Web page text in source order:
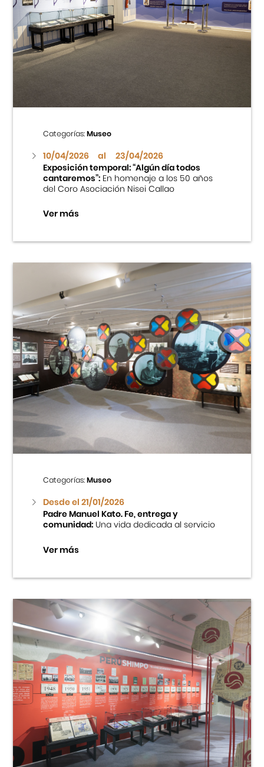
Cursos
Museo de la Inmigración Japonesa
Fondo Editorial
Teatro Peruano Japonés
Categorías:Museo
10/04/2026 al
23/04/2026
Exposición temporal: “Algún día todos
cantaremos”:En homenaje a los 50 años
del Coro Asociación Nisei Callao
Ver más
Categorías:Museo
Desde el 21/01/2026
Padre Manuel Kato. Fe, entrega y
comunidad:Una vida dedicada al servicio
Ver más